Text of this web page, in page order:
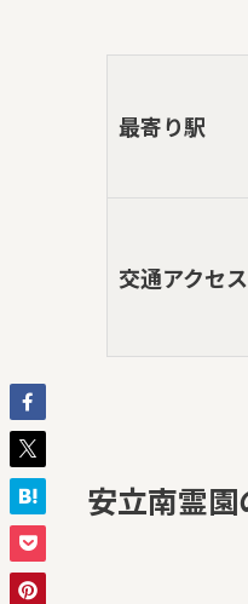
最寄り駅
交通アクセス
安立南霊